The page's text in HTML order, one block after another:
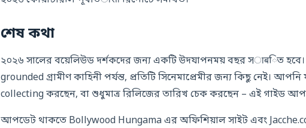
শেষ কথা
২০২৬ সালের বয়েলিউড দর্শকদের জন্য একটি উদযাপনময় বছর সाबিত হবে।
grounded গ্রামীণ কাহিনী পর্যন্ত, প্রতিটি সিনেমাপ্রেমীর জন্য কিছু নেই।
collecting করছেন, বা শুধুমাত্র রিলিজের তারিখ চেক করছেন – এই গাইড
আপডেট থাকতে Bollywood Hungama এর অফিশিয়াল সাইট এবং